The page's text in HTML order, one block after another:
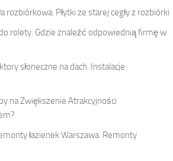
rozbiórkowa. Płytki ze starej cegły z rozbiórki
rolety. Gdzie znaleźć odpowiednią firmę w
słoneczne na dach. Instalacje
na Zwiększenie Atrakcyjności
łazienek Warszawa. Remonty